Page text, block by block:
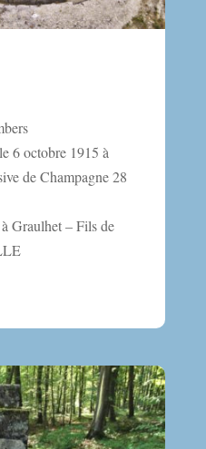
6 octobre 1915 à
de Champagne 28
Graulhet – Fils de